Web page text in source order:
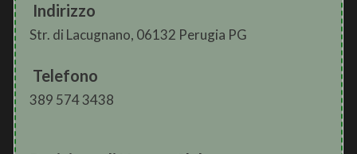
Indirizzo
Str. di Lacugnano, 06132 Perugia PG
Telefono
389 574 3438